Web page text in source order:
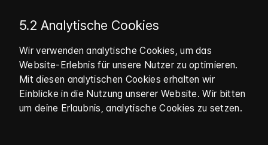
5.2 Analytische Cookies
Wir verwenden analytische Cookies, um das
Website-Erlebnis für unsere Nutzer zu optimieren.
Mit diesen analytischen Cookies erhalten wir
Einblicke in die Nutzung unserer Website. Wir bitten
um deine Erlaubnis, analytische Cookies zu setzen.